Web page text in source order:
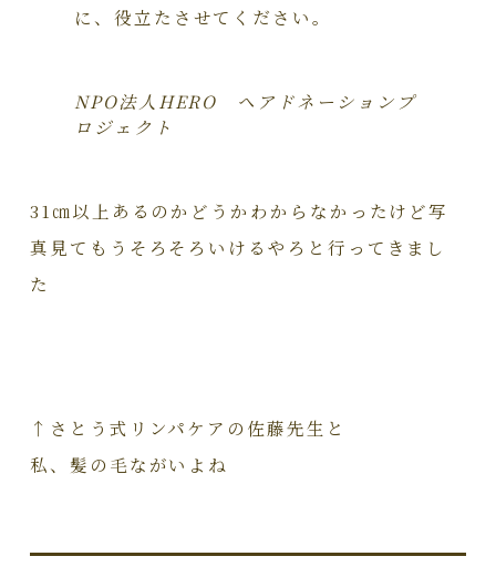
に、役立たさせてください。
NPO法人HERO ヘアドネーションプ
ロジェクト
31㎝以上あるのかどうかわからなかったけど写
真見てもうそろそろいけるやろと行ってきまし
た
↑さとう式リンパケアの佐藤先生と
私、髪の毛ながいよね